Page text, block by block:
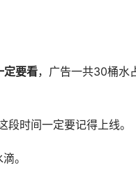
定要看，广告一共30桶水
段时间一定要记得上线。
。